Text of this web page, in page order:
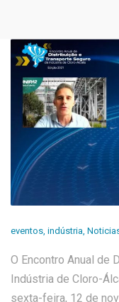
eventos, indústria,
O Encontro Anual de
Indústria de Cloro-
sexta-feira, 12 de